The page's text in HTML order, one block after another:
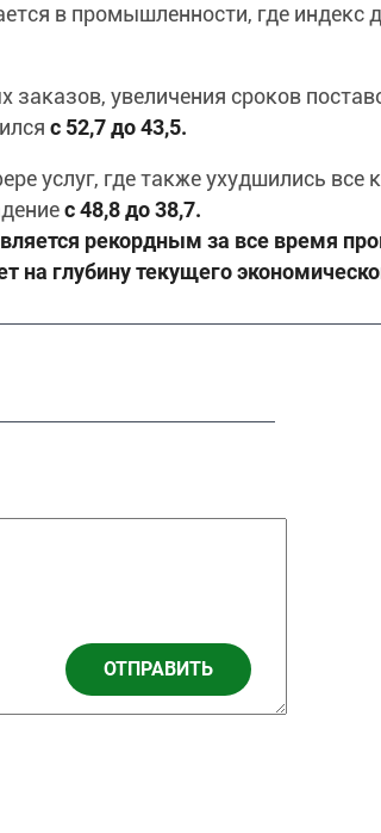
в промышленности, где индекс
увеличения сроков
с 52,7 до 43,5.
услуг, где также ухудшились все
с 48,8 до 38,7.
рекордным за все время
на глубину текущего
ОТПРАВИТЬ